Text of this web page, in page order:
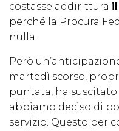
costasse addirittura
perché la Procura
nulla.
Però
martedì scorso,
puntata, ha
abbiamo deciso di
servizio. Questo per